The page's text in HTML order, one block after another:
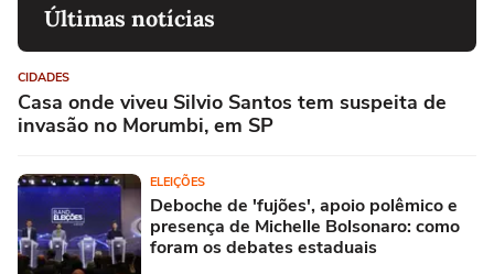
Últimas notícias
CIDADES
Casa onde viveu Silvio Santos tem suspeita de
invasão no Morumbi, em SP
ELEIÇÕES
Deboche de 'fujões', apoio polêmico e
presença de Michelle Bolsonaro: como
foram os debates estaduais